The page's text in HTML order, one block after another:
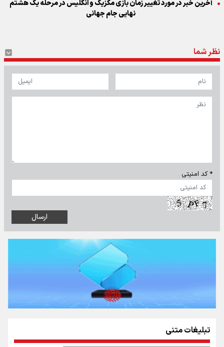
آخرین خبر در مورد تغییر زمان بازی مکزیک و انگلیس در مرحله یک هشتم
نهایی جام جهانی
نظر شما
* کد امنیتی
تبلیغات متنی